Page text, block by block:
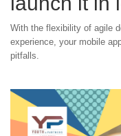
With the flexibility of agile
experience, your mobile
pitfalls.